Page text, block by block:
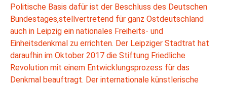
Politische Basis dafür ist der Beschluss des Deutschen
Bundestages,stellvertretend für ganz Ostdeutschland
auch in Leipzig ein nationales Freiheits- und
Einheitsdenkmal zu errichten. Der Leipziger Stadtrat hat
daraufhin im Oktober 2017 die Stiftung Friedliche
Revolution mit einem Entwicklungsprozess für das
Denkmal beauftragt. Der internationale künstlerische